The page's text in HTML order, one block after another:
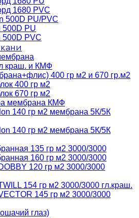
1680 PVC
500D PU/PVC
500D PU
500D PVC
краш. и КМФ
400 гр м2 и 670 гр.м2
400 гр м2
670 гр м2
мембрана КМФ
140 гр м2 мембрана 5К/5К
140 гр м2 мембрана 5К/5К
135 гр м2 3000/3000
160 гр м2 3000/3000
120 гр м2 3000/3000
154 гр м2 3000/3000 гл.краш.
145 гр м2 3000/3000
глаз)